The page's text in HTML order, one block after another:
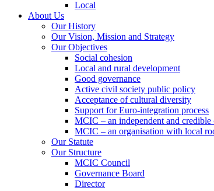
Local
About Us
Our History
Our Vision, Mission and Strategy
Our Objectives
Social cohesion
Local and rural development
Good governance
Active civil society public policy
Acceptance of cultural diversity
Support for Euro-integration process
MCIC – an independent and credible
MCIC – an organisation with local
Our Statute
Our Structure
MCIC Council
Governance Board
Director